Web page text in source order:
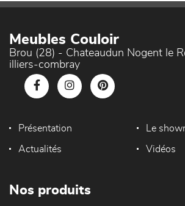
Meubles Couloir
Brou (28) - Chateaudun Nogent le
illiers-combray
Présentation Le
Actualités Vidéos
Nos produits